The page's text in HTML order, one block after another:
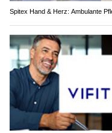
Spitex Hand & Herz: Ambulante